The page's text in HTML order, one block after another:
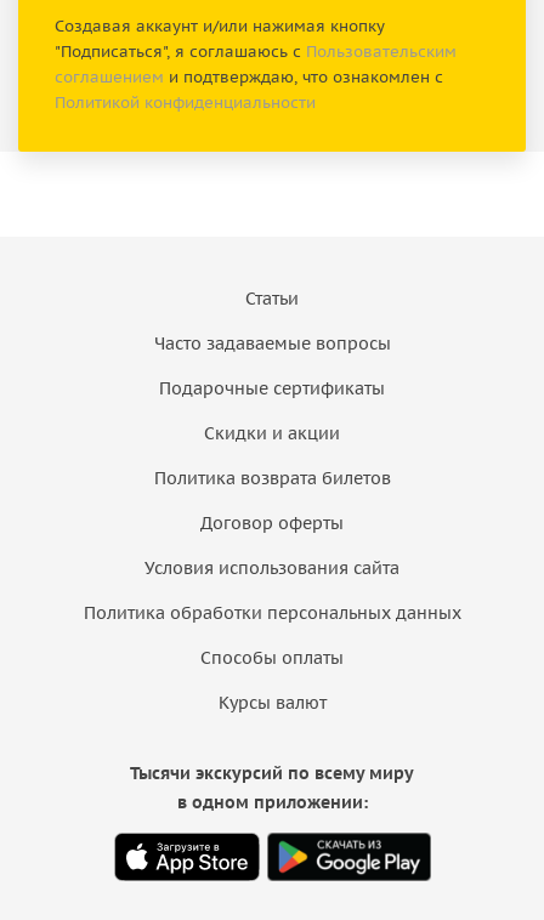
Создавая аккаунт и/или нажимая кнопку
"Подписаться", я соглашаюсь с Пользовательским
соглашением и подтверждаю, что ознакомлен с
Политикой конфиденциальности
Статьи
Часто задаваемые вопросы
Подарочные сертификаты
Скидки и акции
Политика возврата билетов
Договор оферты
Условия использования сайта
Политика обработки персональных данных
Способы оплаты
Курсы валют
Тысячи экскурсий по всему миру
в одном приложении: